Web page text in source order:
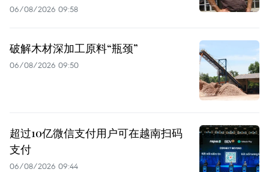
06/08/2026 09:58
破解木材深加工原料“瓶颈”
06/08/2026 09:50
超过10亿微信支付用户可在越南扫码
支付
06/08/2026 09:44